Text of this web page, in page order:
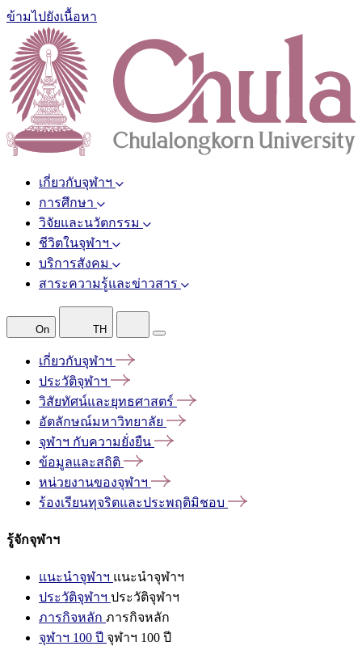
ข้ามไปยังเนื้อหา
เกี่ยวกับจุฬาฯ
การศึกษา
วิจัยและนวัตกรรม
ชีวิตในจุฬาฯ
บริการสังคม
สาระความรู้และข่าวสาร
On TH
เกี่ยวกับจุฬาฯ
ประวัติจุฬาฯ
วิสัยทัศน์และยุทธศาสตร์
อัตลักษณ์มหาวิทยาลัย
จุฬาฯ กับความยั่งยืน
ข้อมูลและสถิติ
หน่วยงานของจุฬาฯ
ร้องเรียนทุจริตและประพฤติมิชอบ
รู้จักจุฬาฯ
แนะนำจุฬาฯ แนะนำจุฬาฯ
ประวัติจุฬาฯ ประวัติจุฬาฯ
ภารกิจหลัก ภารกิจหลัก
จุฬาฯ 100 ปี จุฬาฯ 100 ปี